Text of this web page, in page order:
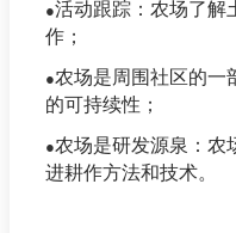
●活动跟踪：农场了解
作；
●农场是周围社区的一
的可持续性；
●农场是研发源泉：农
进耕作方法和技术。